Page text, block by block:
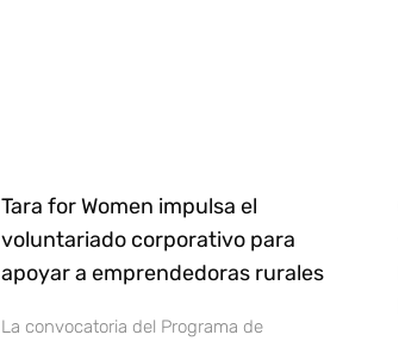
Tara for Women impulsa el
voluntariado corporativo para
apoyar a emprendedoras rurales
La convocatoria del Programa de